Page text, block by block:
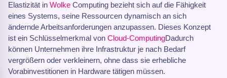
Elastizität in Wolke Computing bezieht sich auf die Fähigkeit
eines Systems, seine Ressourcen dynamisch an sich
ändernde Arbeitsanforderungen anzupassen. Dieses Konzept
ist ein Schlüsselmerkmal von Cloud-ComputingDadurch
können Unternehmen ihre Infrastruktur je nach Bedarf
vergrößern oder verkleinern, ohne dass sie erhebliche
Vorabinvestitionen in Hardware tätigen müssen.